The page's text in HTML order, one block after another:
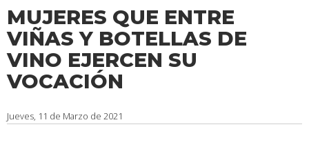
MUJERES QUE ENTRE
VIÑAS Y BOTELLAS DE
VINO EJERCEN SU
VOCACIÓN
Jueves, 11 de Marzo de 2021